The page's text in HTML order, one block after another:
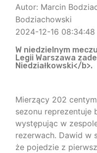
Autor: Marcin
Bodziachowski
2024-12-16 08:34:48
W niedzielnym
Legii Warszawa
Niedziałkowski</b>.
Mierzący 202
sezonu reprezentuje
występując w
rezerwach. Dawid w
że pojedzie z